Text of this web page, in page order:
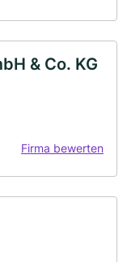
& Co. KG
Firma bewerten